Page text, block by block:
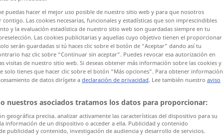
puedas hacer el mejor uso posible de nuestro sitio web y para que nosotros
Las cookies necesarias, funcionales y estadísticas que son imprescindibles
y la evaluación estadística de nuestro sitio web son guardadas siempre en tu
Las cookies publicitarias y aquellas cuyo objetivo tienen el proporcionar
serán guardadas si tú haces clic sobre el botón de “Aceptar” dando así tu
haz clic sobre “Continuar sin aceptar”. Puedes revocar esa autorización en
visitas de nuestro sitio web. Si deseas obtener más información sobre las cookies y
solo tienes que hacer clic sobre el botón “Más opciones”. Para obtener información
de datos dirígete adeclaración de privacidad. Lee también nuestro aviso
nuestros asociados tratamos los datos para proporcionar:
geográfica precisa. analizar activamente las características del dispositivo para su
información de un dispositivo o acceder a ella. Publicidad y contenido
publicidad y contenido, investigación de audiencia y desarrollo de servicios.